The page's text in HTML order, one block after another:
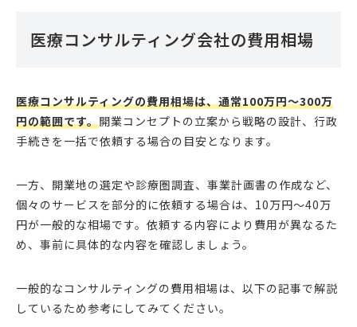
医療コンサルティング会社の費用相場
医療コンサルティングの費用相場は、通常100万円〜300万
円の範囲です。開業コンセプトの立案から戦略の設計、行政
手続きを一括で依頼する場合の目安となります。
一方、開業地の選定や診療圏調査、事業計画書の作成など、
個々のサービスを部分的に依頼する場合は、10万円〜40万
円が一般的な相場です。依頼する内容により費用が異なるた
め、事前に具体的な内容を確認しましょう。
一般的なコンサルティングの費用相場は、以下の記事で解説
しているため参考にしてみてください。